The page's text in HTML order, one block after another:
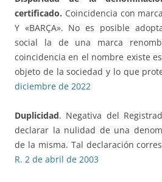
certificado. Coincidencia con
Y «BARÇA». No es posible
social la de una marca
coincidencia en el nombre existe
objeto de la sociedad y lo que
diciembre de 2022
Duplicidad. Negativa del
declarar la nulidad de una
de la misma. Tal declaración
R. 2 de abril de 2003